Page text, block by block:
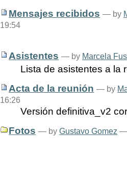
Mensajes recibidos — by
19:54
Asistentes — by Marcela
Lista de asistentes a la
Acta de la reunión — by
16:26
Versión definitiva_v2
Fotos — byGustavo Gomez —